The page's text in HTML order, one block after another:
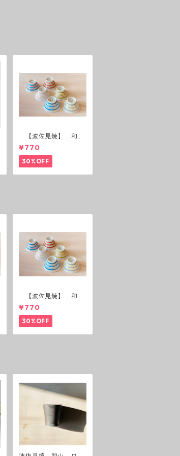
【波佐見焼】 和
山 広東碗 二色ボー
ダー 全6パターン
¥770
30%OFF
【波佐見焼】 和
山 広東碗 二色ボー
ダー 全6パターン
¥770
30%OFF